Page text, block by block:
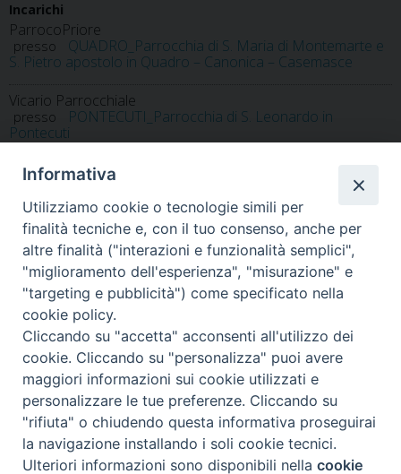
Incarichi
ParrocoPriore
presso
QUADRO_Parrocchia di S. Maria di Montemarte e
S. Pietro apostolo in Quadro – Canonica – Casemasce
Vicario Parrocchiale
presso
PONTECUTI_Parrocchia di S. Leonardo in
Pontecuti
Home Il Vescovo Diocesi Pastorale
Liturgia
Beni Culturali
Modulistica
Casa dioc. di Spagliagrano Webmail
2025 copyright
Diocesi di Orvieto – Todi
Informativa
Utilizziamo cookie o tecnologie simili per
finalità tecniche e, con il tuo consenso, anche per
altre finalità ("interazioni e funzionalità semplici",
"miglioramento dell'esperienza", "misurazione" e
"targeting e pubblicità") come specificato nella
cookie policy.
Cliccando su "accetta" acconsenti all'utilizzo dei
cookie. Cliccando su "personalizza" puoi avere
maggiori informazioni sui cookie utilizzati e
personalizzare le tue preferenze. Cliccando su
"rifiuta" o chiudendo questa informativa proseguirai
la navigazione installando i soli cookie tecnici.
Ulteriori informazioni sono disponibili nellacookie